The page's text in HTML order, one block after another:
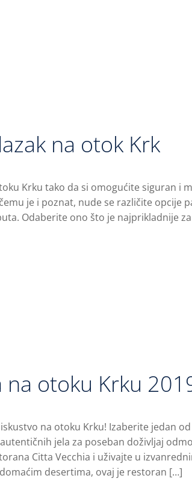
na otok Krk
Krku tako da si omogućite siguran i
je i poznat, nude se različite opcije
Odaberite ono što je najprikladnije za
otoku Krku
na otoku Krku! Izaberite jedan od
jela za poseban doživljaj
Citta Vecchia i uživajte u
desertima, ovaj je restoran […]